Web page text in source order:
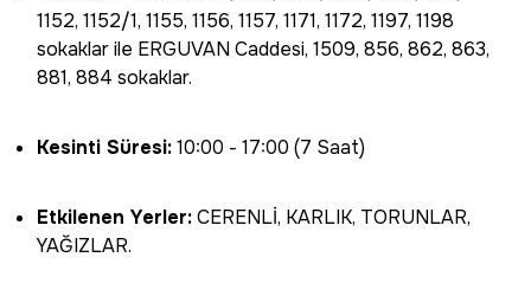
1152, 1152/1, 1155, 1156, 1157, 1171, 1172, 1197, 1198
sokaklar ile ERGUVAN Caddesi, 1509, 856, 862, 863,
881, 884 sokaklar.
Kesinti Süresi:10:00 - 17:00 (7 Saat)
Etkilenen Yerler:CERENLİ, KARLIK, TORUNLAR,
YAĞIZLAR.